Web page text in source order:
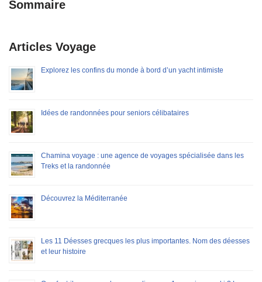
Sommaire
Articles Voyage
Explorez les confins du monde à bord d’un yacht intimiste
Idées de randonnées pour seniors célibataires
Chamina voyage : une agence de voyages spécialisée dans les
Treks et la randonnée
Découvrez la Méditerranée
Les 11 Déesses grecques les plus importantes. Nom des déesses
et leur histoire